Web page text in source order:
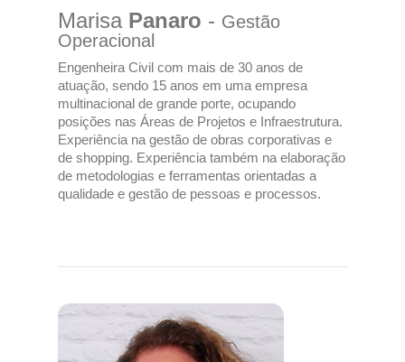
Marisa Panaro - Gestão
Operacional
Engenheira Civil com mais de 30 anos de
atuação, sendo 15 anos em uma empresa
multinacional de grande porte, ocupando
posições nas Áreas de Projetos e Infraestrutura.
Experiência na gestão de obras corporativas e
de shopping. Experiência também na elaboração
de metodologias e ferramentas orientadas a
qualidade e gestão de pessoas e processos.